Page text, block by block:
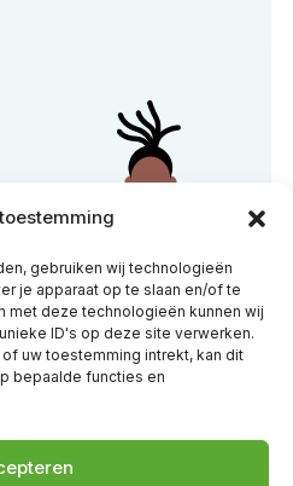
gebruiken wij technologieën
je apparaat op te slaan en/of te
met deze technologieën kunnen wij
ID's op deze site verwerken.
uw toestemming intrekt, kan dit
bepaalde functies en